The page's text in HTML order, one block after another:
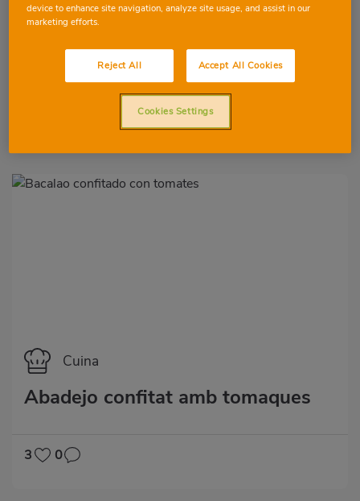
Roig a la planxa amb llima i ous de
salmó
Categoría
Cuina
Abadejo confitat amb tomaques
3 0
device to enhance site navigation, analyze site usage, and assist in our
marketing efforts.
Reject All Accept All Cookies
Cookies Settings